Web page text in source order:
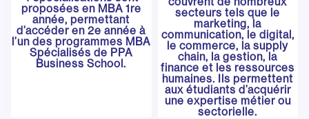
proposées en MBA 1re
année, permettant
d’accéder en 2e année à
l’un des programmes MBA
Spécialisés de PPA
Business School.
secteurs tels que le
marketing, la
communication, le digital,
le commerce, la supply
chain, la gestion, la
finance et les ressources
humaines. Ils permettent
aux étudiants d’acquérir
une expertise métier ou
sectorielle.